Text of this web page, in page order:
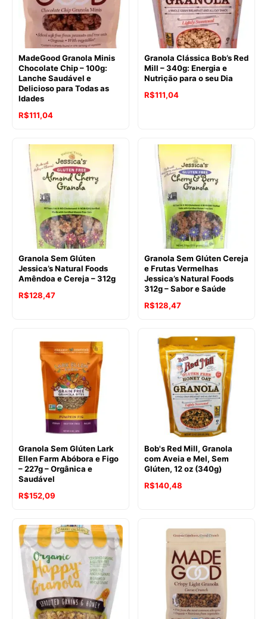
MadeGood Granola Minis
Chocolate Chip – 100g:
Lanche Saudável e
Delicioso para Todas as
Idades
R$111,04
Granola Clássica Bob’s Red
Mill – 340g: Energia e
Nutrição para o seu Dia
O
R$119,44.
R$111,04O
R$111,04.
Granola Sem Glúten
Jessica’s Natural Foods
Amêndoa e Cereja – 312g
R$128,47
Granola Sem Glúten Cereja
e Frutas Vermelhas
Jessica’s Natural Foods
312g – Sabor e Saúde
R$128,47
Granola Sem Glúten Lark
Ellen Farm Abóbora e Figo
– 227g – Orgânica e
Saudável
R$152,09
Bob's Red Mill, Granola
com Aveia e Mel, Sem
Glúten, 12 oz (340g)
R$140,48